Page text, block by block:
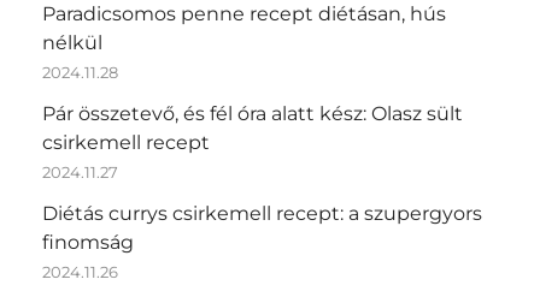
Paradicsomos penne recept diétásan, hús
nélkül
2024.11.28
Pár összetevő, és fél óra alatt kész: Olasz sült
csirkemell recept
2024.11.27
Diétás currys csirkemell recept: a szupergyors
finomság
2024.11.26